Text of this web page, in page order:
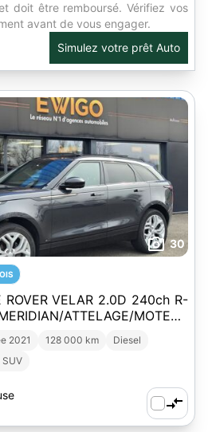
doit être remboursé. Vérifiez vos
avant de vous engager.
Simulez votre prêt Auto
30
ROVER VELAR 2.0D 240ch R-
ATTELAGE/MOTEUR
CONSTRUCTEUR
2021 128 000 km
Diesel